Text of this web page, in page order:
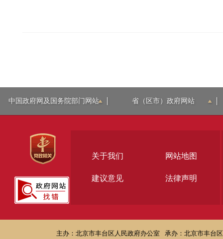
中国政府网及国务院部门网站 省（区市）政府网站
关于我们 网站地图
建议意见 法律声明
主办：北京市丰台区人民政府办公室 承办：北京市丰台